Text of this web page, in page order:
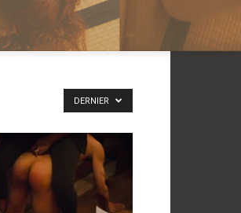
DERNIER